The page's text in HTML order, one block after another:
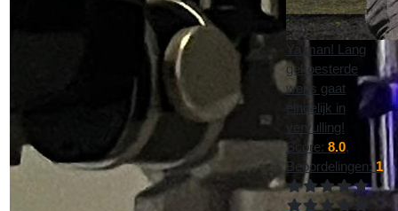
Ya man! Lang
gekoesterde
wens gaat
eindelijk in
vervulling!
Score: 8.0,
Beoordelingen: 1